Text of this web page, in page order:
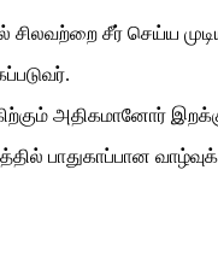
சிலவற்றை சீர் செய்ய
அதிகமானோர்
பாதுகாப்பான